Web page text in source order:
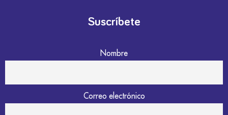
Suscríbete
Nombre
Correo electrónico